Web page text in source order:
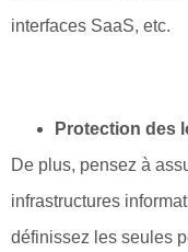
interfaces SaaS, etc.
Protection des
De plus, pensez à
infrastructures
définissez les seules